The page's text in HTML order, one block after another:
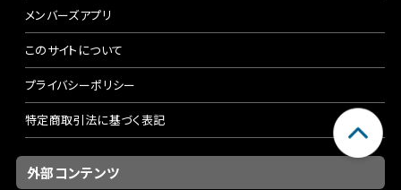
メンバーズアプリ
このサイトについて
プライバシーポリシー
特定商取引法に基づく表記
外部コンテンツ